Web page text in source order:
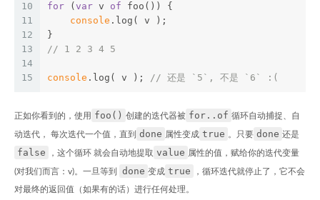
10
11
12
13
14
15
for ( var v of foo()) {
console .log( v );
}
// 1 2 3 4 5
console .log( v ); // 还是 `5`, 不是 `6` :(
正如你看到的，使用 foo() 创建的迭代器被 for..of 循环自动捕捉、自
动迭代， 每次迭代一个值，直到 done 属性变成 true 。只要 done 还是
false ，这个循环 就会自动地提取 value 属性的值，赋给你的迭代变量
(对我们而言：v)。一旦等到 done 变成 true ，循环迭代就停止了，它不会
对最终的返回值（如果有的话）进行任何处理。